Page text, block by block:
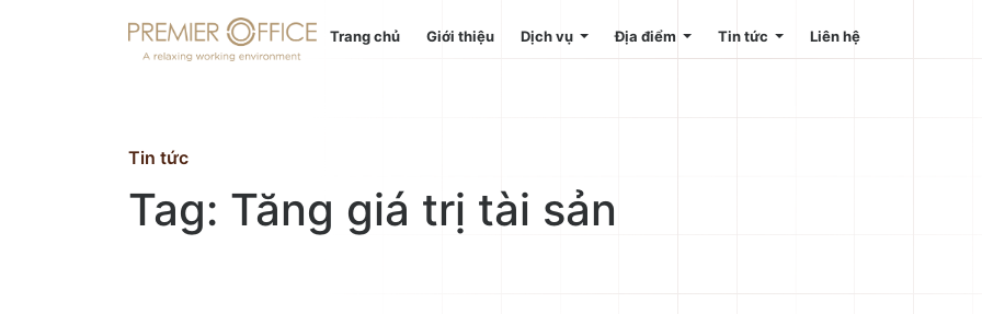
Trang chủ Giới thiệu Dịch vụ Địa điểm Tin tức Liên hệ
Tin tức
Tag: Tăng giá trị tài sản